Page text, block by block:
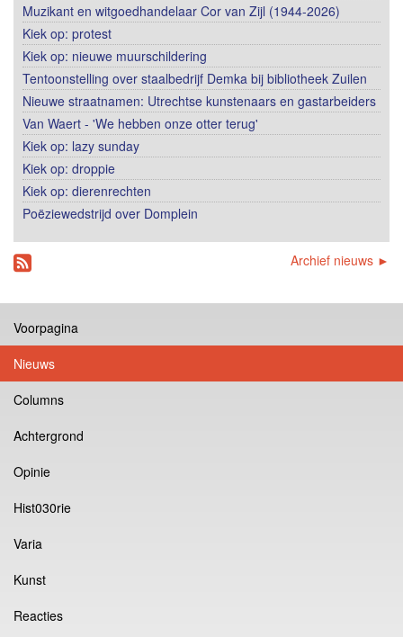
Muzikant en witgoedhandelaar Cor van Zijl (1944-2026)
Kiek op: protest
Kiek op: nieuwe muurschildering
Tentoonstelling over staalbedrijf Demka bij bibliotheek Zuilen
Nieuwe straatnamen: Utrechtse kunstenaars en gastarbeiders
Van Waert - 'We hebben onze otter terug'
Kiek op: lazy sunday
Kiek op: droppie
Kiek op: dierenrechten
Poëziewedstrijd over Domplein
Archief nieuws ►
Voorpagina
Nieuws
Columns
Achtergrond
Opinie
Hist030rie
Varia
Kunst
Reacties